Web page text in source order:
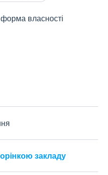
власності
закладу